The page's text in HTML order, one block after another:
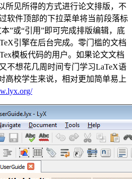
所见所得的方式进行论文排版，不
软件顶部的下拉菜单将当前段落标
”或“引用”即可完成排版编辑，底
引擎在后台完成。零门槛的文档
模板代码的用户。如果论文文档
不想花几周时间专门学习LaTeX语
高校学生来说，相对更加简单易上